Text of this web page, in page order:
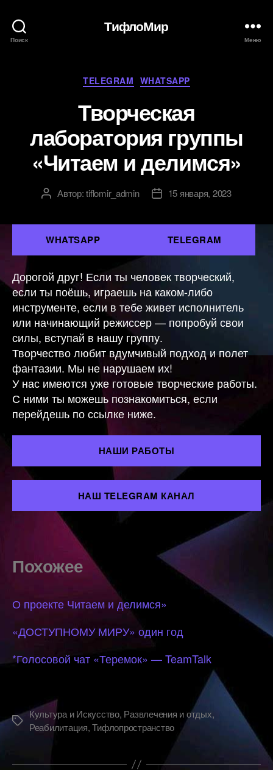
Поиск
ТифлоМир
Меню
Рубрики
TELEGRAM WHATSAPP
Творческая
лаборатория группы
«Читаем и делимся»
АвторАвтор:tiflomir_admin
Дата15 января, 2023
WHATSAPP TELEGRAM
Дорогой друг! Если ты человек творческий,
если ты поёшь, играешь на каком-либо
инструменте, если в тебе живет исполнитель
или начинающий режиссер — попробуй свои
силы, вступай в нашу группу.
Творчество любит вдумчивый подход и полет
фантазии. Мы не нарушаем их!
У нас имеются уже готовые творческие работы.
С ними ты можешь познакомиться, если
перейдешь по ссылке ниже.
НАШИ РАБОТЫ
НАШ TELEGRAM КАНАЛ
Похожее
О проекте Читаем и делимся»
«ДОСТУПНОМУ МИРУ» один год
*Голосовой чат «Теремок» — TeamTalk
Метки
Культура и Искусство, Развлечения и отдых,
Реабилитация,Тифлопространство